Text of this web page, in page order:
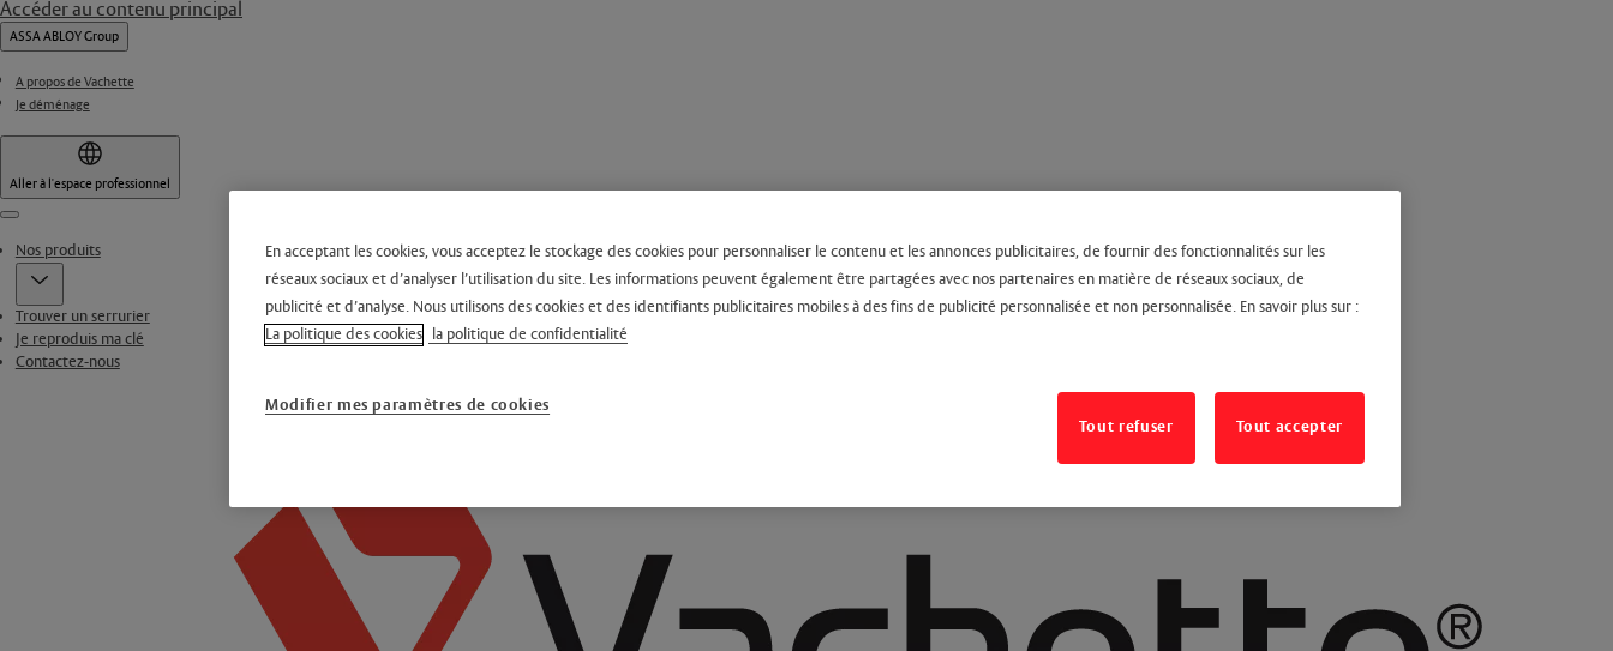
Accéder au contenu principal
ASSA ABLOY Group
A propos de Vachette
Je déménage
Aller à l'espace professionnel
Menu
Nos produits
Trouver un serrurier
Je reproduis ma clé
Contactez-nous
En acceptant les cookies, vous acceptez le stockage des cookies pour personnaliser le contenu et les annonces publicitaires, de fournir des fonctionnalités sur les
réseaux sociaux et d’analyser l’utilisation du site. Les informations peuvent également être partagées avec nos partenaires en matière de réseaux sociaux, de
publicité et d’analyse. Nous utilisons des cookies et des identifiants publicitaires mobiles à des fins de publicité personnalisée et non personnalisée. En savoir plus sur :
La politique des cookies la politique de confidentialité
Modifier mes paramètres de cookies
Tout refuser
Tout accepter